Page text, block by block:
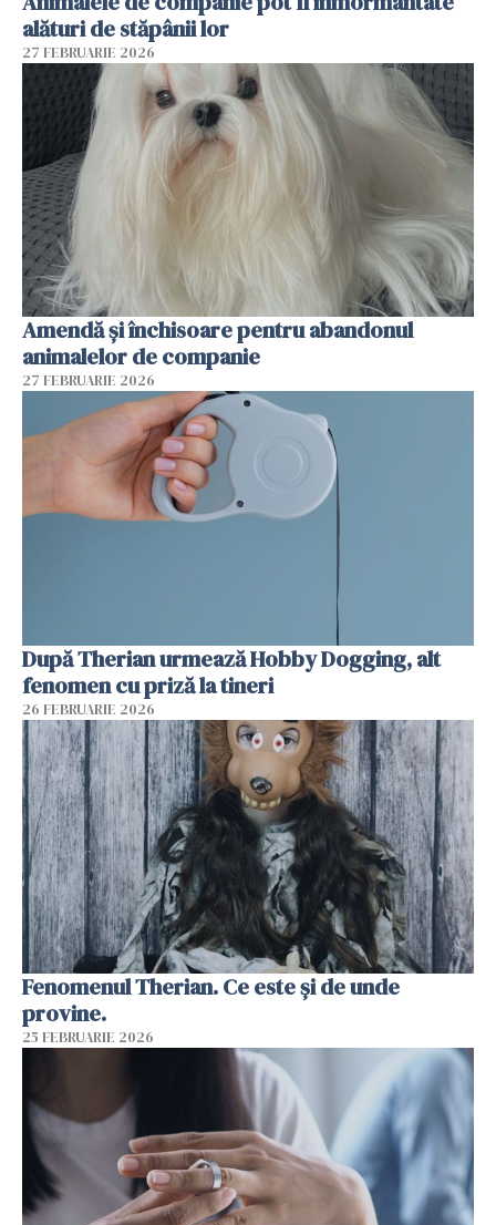
alături de stăpânii lor
27 FEBRUARIE 2026
Amendă și închisoare pentru abandonul
animalelor de companie
27 FEBRUARIE 2026
După Therian urmează Hobby Dogging, alt
fenomen cu priză la tineri
26 FEBRUARIE 2026
Fenomenul Therian. Ce este și de unde
provine.
25 FEBRUARIE 2026